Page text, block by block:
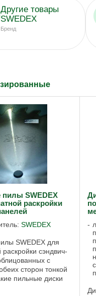
Другие товары
SWEDEX
Бренд
SWEDEX
раскройки
SWEDEX
SWEDEX для
сэндвич-
с
сторон тонкой
пильные диски